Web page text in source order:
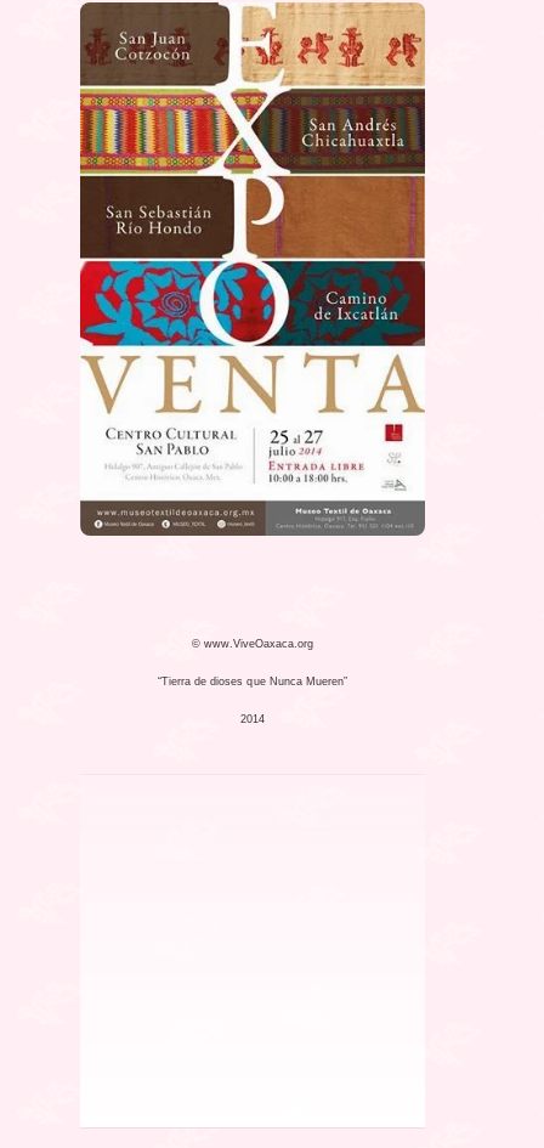
© www.ViveOaxaca.org
“Tierra de dioses que Nunca Mueren”
2014